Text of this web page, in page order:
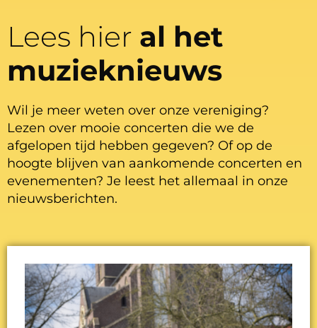
Lees hier al het
muzieknieuws
Wil je meer weten over onze vereniging?
Lezen over mooie concerten die we de
afgelopen tijd hebben gegeven? Of op de
hoogte blijven van aankomende concerten en
evenementen? Je leest het allemaal in onze
nieuwsberichten.